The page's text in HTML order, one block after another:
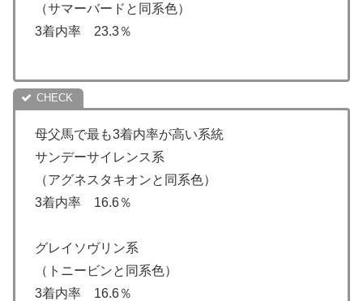
（サマーバードと同系色）
3着内率 23.3％
母父馬で最も3着内率が高い系統
サンデーサイレンス系
（アグネスタキオンと同系色）
3着内率 16.6％
グレイソヴリン系
（トニービンと同系色）
3着内率 16.6％